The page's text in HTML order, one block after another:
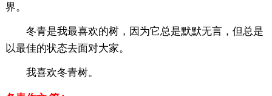
界。
冬青是我最喜欢的树，因为它总是默默无言，但总是
以最佳的状态去面对大家。
我喜欢冬青树。